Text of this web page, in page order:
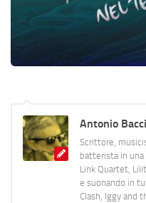
Antonio
Scrittore,
batterista in una
Link Quartet,
e suonando in
Clash, Iggy and